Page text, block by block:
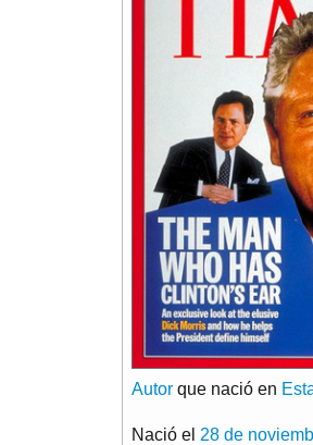
Autor que nació en
Nació el 28 de